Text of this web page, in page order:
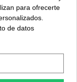
para el
para ofrecerte
de datos